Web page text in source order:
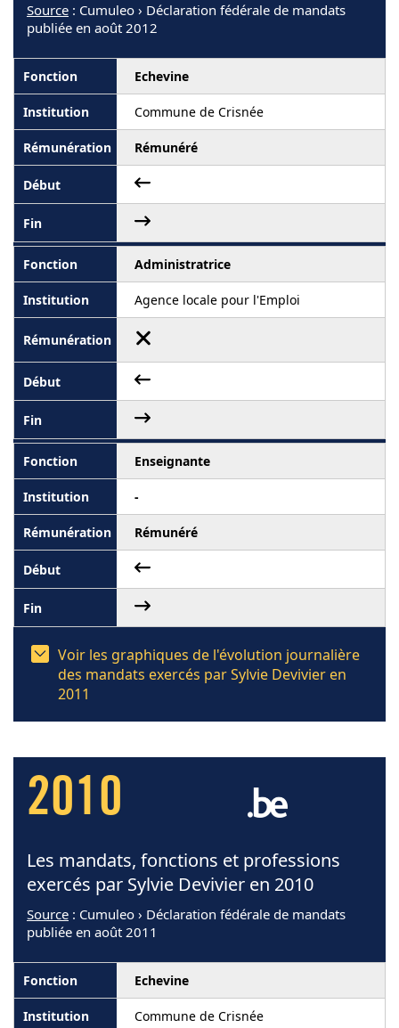
Source : Cumuleo › Déclaration fédérale de mandats
publiée en août 2012
Echevine
Commune de Crisnée
Rémunéré
Administratrice
Agence locale pour l'Emploi
Enseignante
-
Rémunéré
Voir les graphiques de l'évolution journalière
des mandats exercés par Sylvie Devivier en
2011
2010
Les mandats, fonctions et professions
exercés par Sylvie Devivier en 2010
Source : Cumuleo › Déclaration fédérale de mandats
publiée en août 2011
Echevine
Commune de Crisnée